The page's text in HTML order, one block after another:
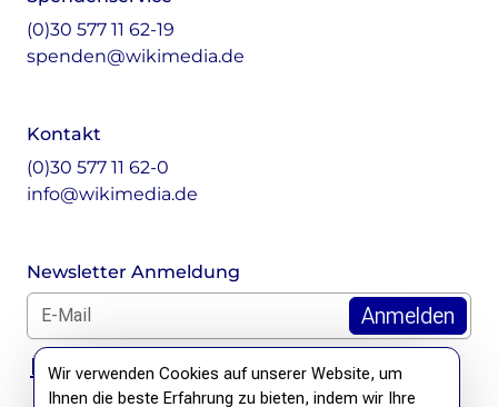
(0)30 577 11 62-19
spenden@wikimedia.de
Kontakt
(0)30 577 11 62-0
info@wikimedia.de
Newsletter Anmeldung
E-Mail für Newsletter *
DSGVO Hinweis
Wir verwenden Cookies auf unserer Website, um
Ihnen die beste Erfahrung zu bieten, indem wir Ihre